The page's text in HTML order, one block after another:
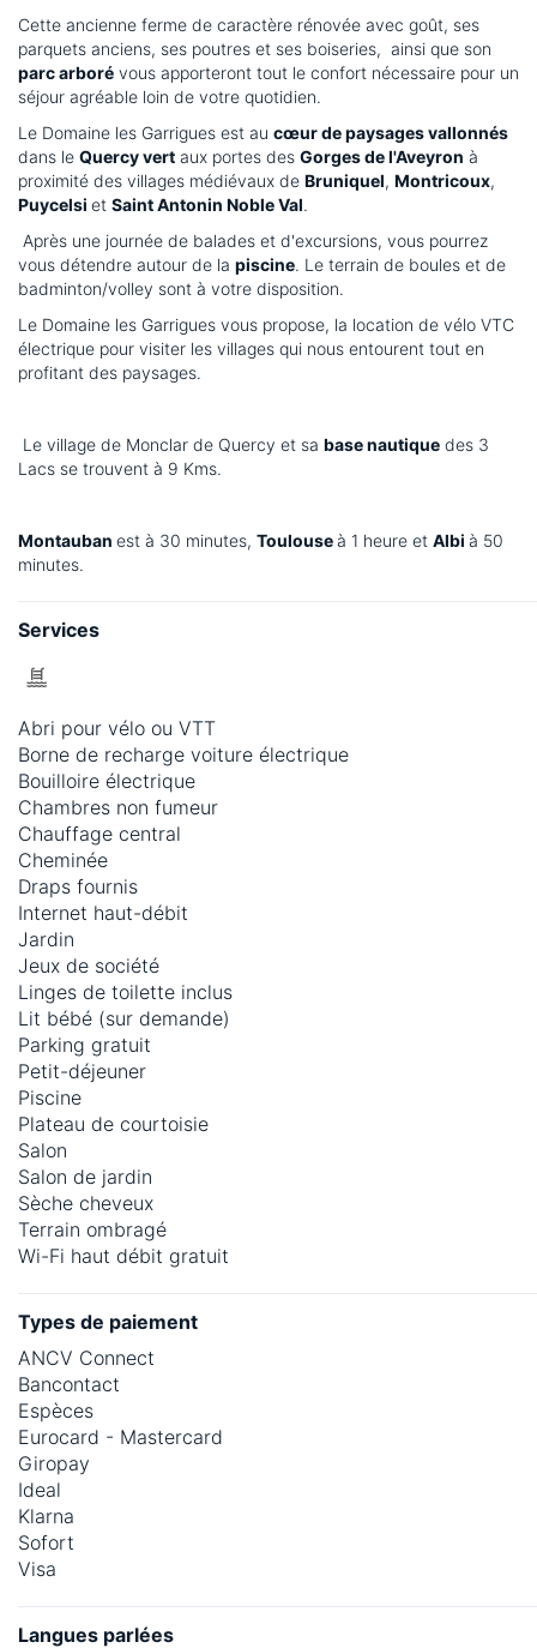
Cette ancienne ferme de caractère rénovée avec goût, ses
parquets anciens, ses poutres et ses boiseries, ainsi que son
parc arboré vous apporteront tout le confort nécessaire pour un
séjour agréable loin de votre quotidien.
Le Domaine les Garrigues est au cœur de paysages vallonnés
dans le Quercy vert aux portes des Gorges de l'Aveyron à
proximité des villages médiévaux de Bruniquel, Montricoux,
Puycelsi et Saint Antonin Noble Val.
Après une journée de balades et d'excursions, vous pourrez
vous détendre autour de la piscine. Le terrain de boules et de
badminton/volley sont à votre disposition.
Le Domaine les Garrigues vous propose, la location de vélo VTC
électrique pour visiter les villages qui nous entourent tout en
profitant des paysages.
Le village de Monclar de Quercy et sa base nautique des 3
Lacs se trouvent à 9 Kms.
Montauban est à 30 minutes, Toulouseà 1 heure et Albi à 50
minutes.
Services
Abri pour vélo ou VTT
Borne de recharge voiture électrique
Bouilloire électrique
Chambres non fumeur
Chauffage central
Cheminée
Draps fournis
Internet haut-débit
Jardin
Jeux de société
Linges de toilette inclus
Lit bébé (sur demande)
Parking gratuit
Petit-déjeuner
Piscine
Plateau de courtoisie
Salon
Salon de jardin
Sèche cheveux
Terrain ombragé
Wi-Fi haut débit gratuit
Types de paiement
ANCV Connect
Bancontact
Espèces
Eurocard - Mastercard
Giropay
Ideal
Klarna
Sofort
Visa
Langues parlées